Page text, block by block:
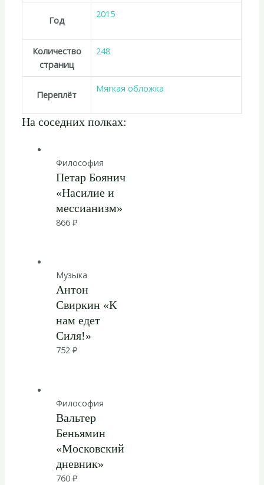
Год
2015
Количество
страниц
248
Переплёт
Мягкая обложка
На соседних полках:
Философия
Петар Боянич
«Насилие и
мессианизм»
866₽
Музыка
Антон
Свиркин «К
нам едет
Силя!»
752₽
Философия
Вальтер
Беньямин
«Московский
дневник»
760₽